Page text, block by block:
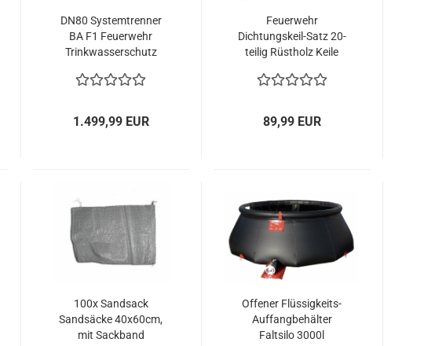
DN80 Systemtrenner
BA F1 Feuerwehr
Trinkwasserschutz
1.499,99 EUR
Feuerwehr
Dichtungskeil-Satz 20-
teilig Rüstholz Keile
14555-T3
89,99 EUR
100x Sandsack
Sandsäcke 40x60cm,
mit Sackband
Offener Flüssigkeits-
Auffangbehälter
Faltsilo 3000l